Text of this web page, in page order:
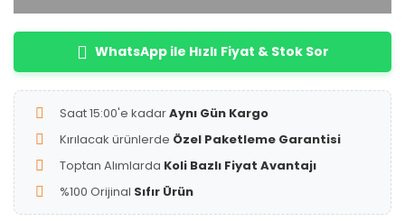
WhatsApp ile Hızlı Fiyat & Stok Sor
Saat 15:00'e kadarAynı Gün Kargo
Kırılacak ürünlerde Özel Paketleme Garantisi
Toptan Alımlarda Koli Bazlı Fiyat Avantajı
%100 Orijinal Sıfır Ürün